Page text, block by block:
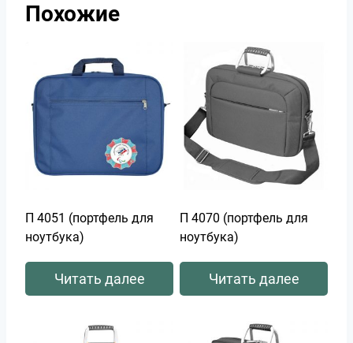
Похожие
П 4051 (портфель для
ноутбука)
Читать далее
П 4070 (портфель для
ноутбука)
Читать далее